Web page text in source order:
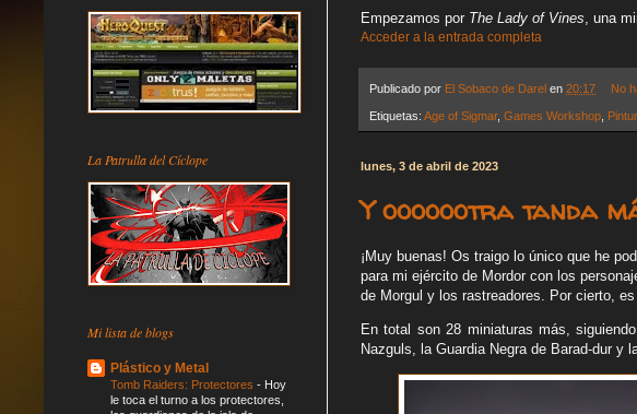
Empezamos por The Lady of Vines, una
Acceder a la entrada completa
Publicado por El Sobaco de Darel en 20:17 No
Etiquetas: Age of Sigmar, Games Workshop
lunes, 3 de abril de 2023
Y ooooootra tanda
¡Muy buenas! Os traigo lo único que he
para mi ejército de Mordor con los
de Morgul y los rastreadores. Por cierto,
En total son 28 miniaturas más,
Nazguls, la Guardia Negra de Barad-dur y
La Patrulla del Cíclope
Mi lista de blogs
Plástico y Metal
Tomb Raiders: Protectores - Hoy
le toca el turno a los protectores,